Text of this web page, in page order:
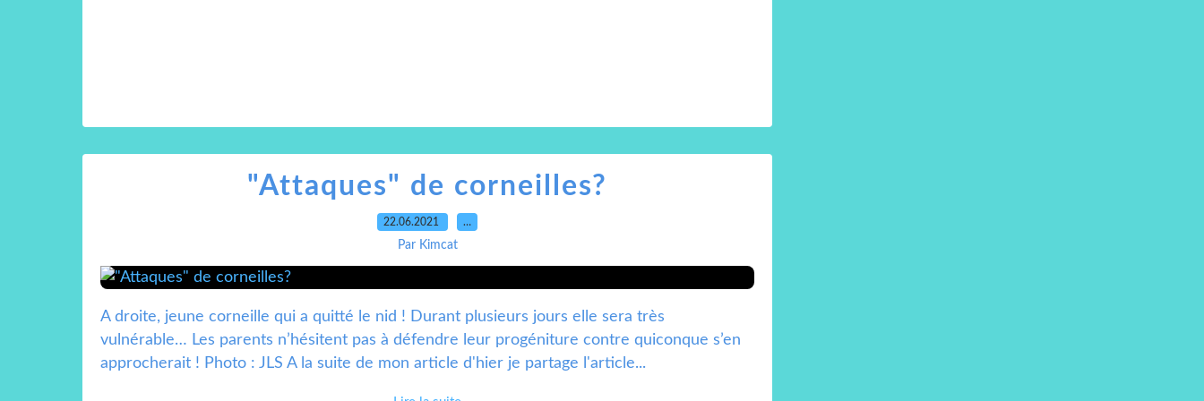
"Attaques" de corneilles?
22.06.2021 …
Par Kimcat
A droite, jeune corneille qui a quitté le nid ! Durant plusieurs jours elle sera très
vulnérable… Les parents n’hésitent pas à défendre leur progéniture contre quiconque s’en
approcherait ! Photo : JLS A la suite de mon article d'hier je partage l'article...